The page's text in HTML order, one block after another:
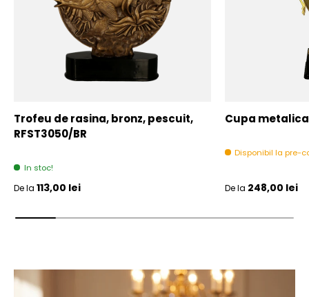
Trofeu de rasina, bronz, pescuit,
RFST3050/BR
In stoc!
Pret initial
De la 113,00 lei
Cupa
Disponibil la pre-
Pret initial
De la 248,00 lei